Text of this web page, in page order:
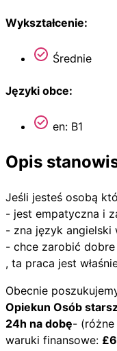
Wykształcenie:
Średnie
Języki obce:
en: B1
Opis
Jeśli jesteś osobą
- jest empatyczna i
- zna język angielski
- chce zarobić
, ta praca jest
Obecnie
Opiekun Osób
24h na dobę- (różne
waruki finansowe: